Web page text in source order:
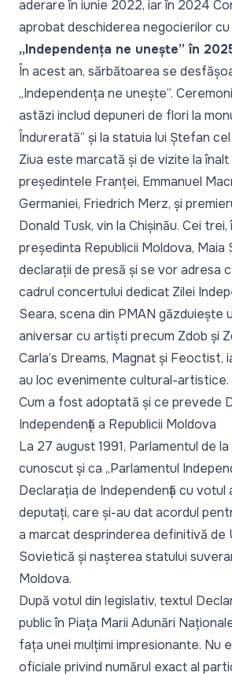
aderare în iunie 2022, iar în 2024
aprobat deschiderea negocierilor cu
„Independența ne unește” în
În acest an, sărbătoarea se
„Independența ne unește”.
astăzi includ depuneri de flori la
Îndurerată” și la statuia lui Ștefan
Ziua este marcată și de vizite la înalt
președintele Franței, Emmanuel
Germaniei, Friedrich Merz, și
Donald Tusk, vin la Chișinău. Cei
președinta Republicii Moldova, Maia
declarații de presă și se vor adresa
cadrul concertului dedicat Zilei
Seara, scena din PMAN găzduiește
aniversar cu artiști precum Zdob și
Carla’s Dreams, Magnat și Feoctist,
au loc evenimente cultural-artistice.
Cum a fost adoptată și ce prevede
Independență a Republicii Moldova
La 27 august 1991, Parlamentul de la
cunoscut și ca „Parlamentul
Declarația de Independență cu votul
deputați, care și-au dat acordul
a marcat desprinderea definitivă de
Sovietică și nașterea statului
Moldova.
După votul din legislativ, textul
public în Piața Marii Adunări
fața unei mulțimi impresionante. Nu
oficiale privind numărul exact al